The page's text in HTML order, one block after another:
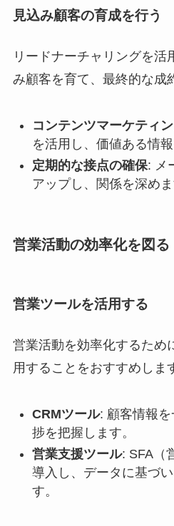
見込み顧客の育成を行う
リードナーチャリングを活
み顧客を育て、最終的な成
コンテンツマーケティ
を活用し、価値ある情報
定期的な接点の確保: メ
アップし、関係を深めま
営業活動の効率化を図る
営業ツールを活用する
営業活動を効率化するため
用することをおすすめしま
CRMツール: 顧客情報
捗を把握します。
営業支援ツール: SFA（
導入し、データに基づ
す。